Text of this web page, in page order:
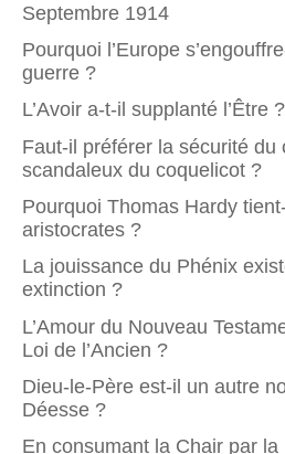
Septembre 1914
Pourquoi l’Europe
guerre ?
L’Avoir a-t-il supplanté l’Être ?
Faut-il préférer la sécurité du
scandaleux du coquelicot ?
Pourquoi Thomas Hardy
aristocrates ?
La jouissance du Phénix
extinction ?
L’Amour du Nouveau
Loi de l’Ancien ?
Dieu-le-Père est-il un autre
Déesse ?
En consumant la Chair par la